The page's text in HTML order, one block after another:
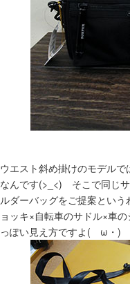
ウエスト斜め掛けのモデル
なんです(>_<) そこで同じ
ルダーバッグをご提案とい
ョッキ×自転車のサドル×車
っぽい見え方ですよ(ゝω・)